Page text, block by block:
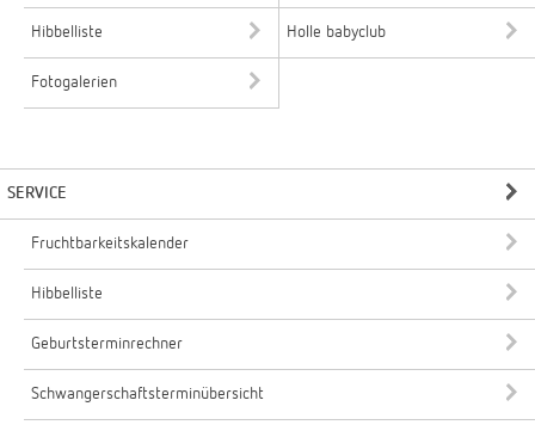
Hibbelliste Holle babyclub
Fotogalerien
SERVICE
Fruchtbarkeitskalender
Hibbelliste
Geburtsterminrechner
Schwangerschaftsterminübersicht